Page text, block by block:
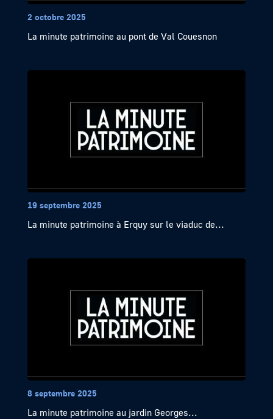
2 octobre 2025
La minute patrimoine au pont de Val Couesnon
19 septembre 2025
La minute patrimoine à Erquy sur le viaduc de...
8 septembre 2025
La minute patrimoine au jardin Georges...